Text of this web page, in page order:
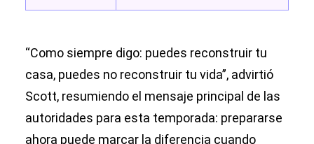
“Como siempre digo: puedes reconstruir tu
casa, puedes no reconstruir tu vida”, advirtió
Scott, resumiendo el mensaje principal de las
autoridades para esta temporada: prepararse
ahora puede marcar la diferencia cuando